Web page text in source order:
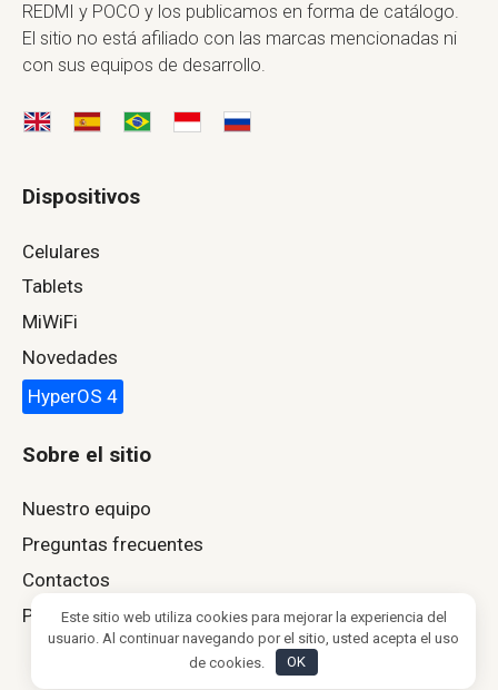
REDMI y POCO y los publicamos en forma de catálogo.
El sitio no está afiliado con las marcas mencionadas ni
con sus equipos de desarrollo.
Dispositivos
Celulares
Tablets
MiWiFi
Novedades
HyperOS 4
Sobre el sitio
Nuestro equipo
Preguntas frecuentes
Contactos
Política de privacidad
Este sitio web utiliza cookies para mejorar la experiencia del
usuario. Al continuar navegando por el sitio, usted acepta el uso
de cookies.
OK